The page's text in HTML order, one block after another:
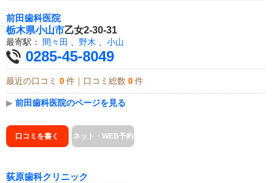
前田歯科医院
栃木県小山市乙女2-30-31
最寄駅： 間々田 野木 小山
0285-45-8049
最近の口コミ 0 件｜口コミ総数 0 件
▶ 前田歯科医院のページを見る
口コミを書く ネット・WEB予約
荻原歯科クリニック